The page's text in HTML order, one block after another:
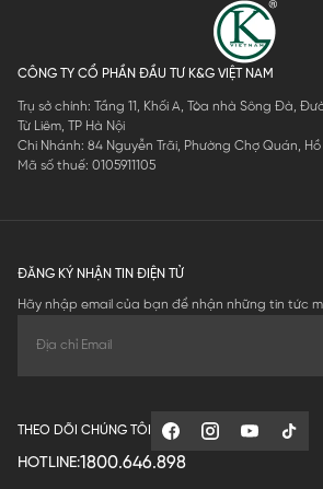
CÔNG TY CỔ PHẦN ĐẦU TƯ K&G VIỆT NAM
Trụ sở chính: Tầng 11, Khối A, Tòa nhà Sông Đà,
Từ Liêm, TP Hà Nội
Chi Nhánh: 84 Nguyễn Trãi, Phường Chợ Quán,
Mã số thuế: 0105911105
ĐĂNG KÝ NHẬN TIN ĐIỆN TỬ
Hãy nhập email của bạn để nhận những tin tức
THEO DÕI CHÚNG TÔI
HOTLINE:1800.646.898